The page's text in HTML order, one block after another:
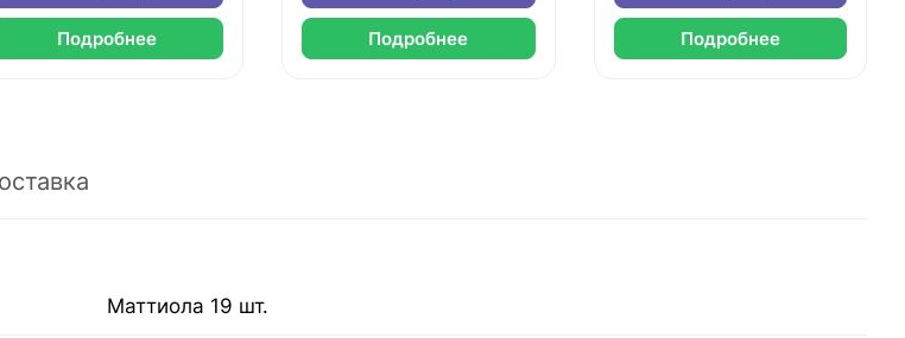
Подробнее Подробнее Подробнее
Маттиола 19 шт.